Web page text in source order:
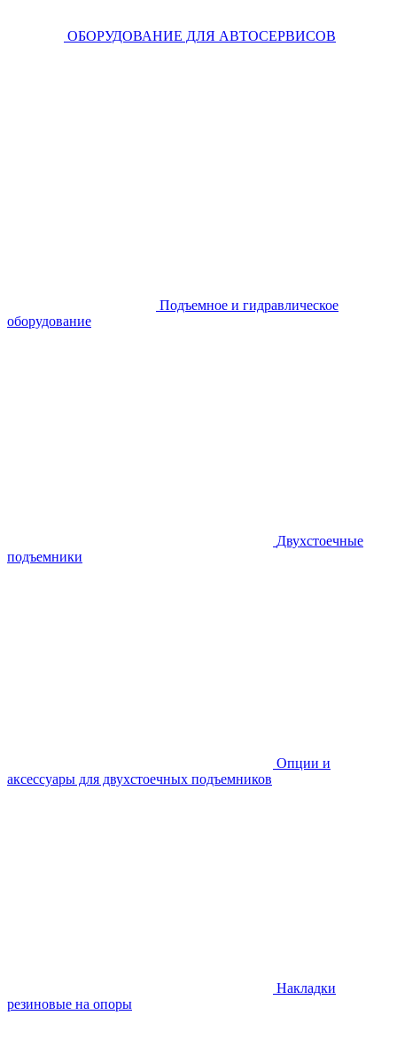
ОБОРУДОВАНИЕ ДЛЯ АВТОСЕРВИСОВ
Подъемное и гидравлическое
оборудование
Двухстоечные
подъемники
Опции и
аксессуары для двухстоечных подъемников
Накладки
резиновые на опоры